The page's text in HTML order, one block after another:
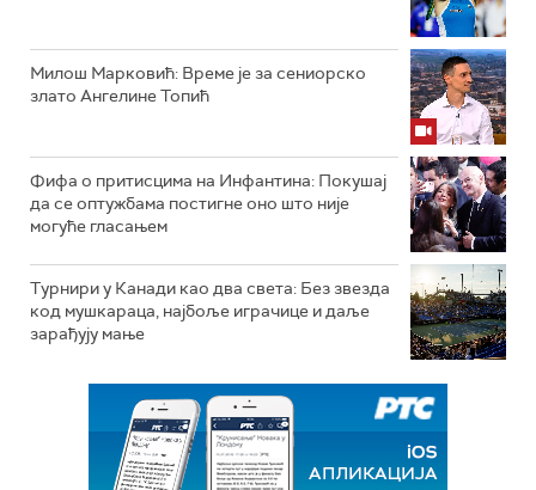
Милош Марковић: Време је за сениорско
злато Ангелине Топић
Фифа о притисцима на Инфантина: Покушај
да се оптужбама постигне оно што није
могуће гласањем
Турнири у Канади као два света: Без звезда
код мушкараца, најбоље играчице и даље
зарађују мање